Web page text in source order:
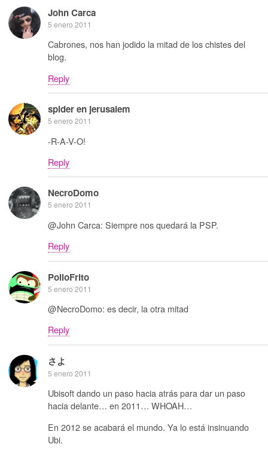
John Carca
5 enero 2011
Cabrones, nos han jodido la mitad de los chistes del
blog.
Reply
spider en jerusalem
5 enero 2011
-R-A-V-O!
Reply
NecroDomo
5 enero 2011
@John Carca: Siempre nos quedará la PSP.
Reply
PolloFrito
5 enero 2011
@NecroDomo: es decir, la otra mitad
Reply
さよ
5 enero 2011
Ubisoft dando un paso hacia atrás para dar un paso
hacia delante… en 2011… WHOAH…
En 2012 se acabará el mundo. Ya lo está insinuando
Ubi.